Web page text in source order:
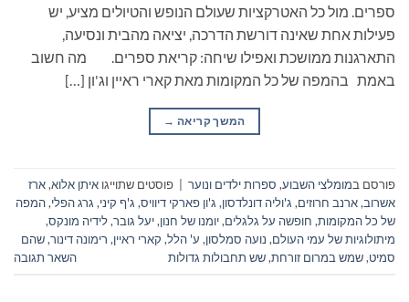
ספרים. מול כל האטרקציות שעולם הנופש והטיולים מציע, יש
פעילות אחת שאינה דורשת הדרכה, יציאה מהבית ונסיעה,
התארגנות ממושכת ואפילו שיחה: קריאת ספרים. מה חשוב
באמת בהמפה של כל המקומות מאת קארי ראיין וג'ון […]
המשך קריאה →
פורסם במומלצי השבוע, ספרות ילדים ונוער פוסטים שתוייגו איתן אלוא,ארז
אשרוב,ארנב חרוזים, ג'וליה דונלדסון, ג'ון פארקי דיוויס, ג'ף קיני, גרג הפלי,המפה
של כל המקומות, חופשה על גלגלים,יומנו של חנון,יעל גובר,לידיה מונקס,
מיתולוגיות של עמי העולם, נועה סמלסון, ע' הלל, קארי ראיין, רימונה דינור,שהם
סמיט,שמש במרום זורחת,שש תחבולות גדולות השאר תגובה